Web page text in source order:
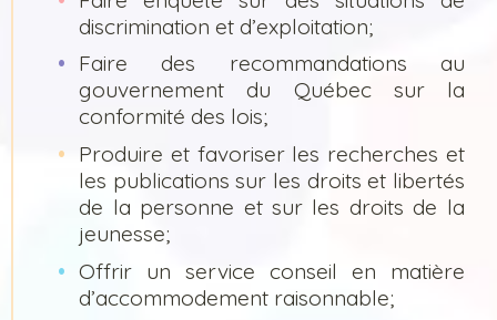
discrimination et d’exploitation;
Faire des recommandations au
gouvernement du Québec sur la
conformité des lois;
Produire et favoriser les recherches et
les publications sur les droits et libertés
de la personne et sur les droits de la
jeunesse;
Offrir un service conseil en matière
d’accommodement raisonnable;